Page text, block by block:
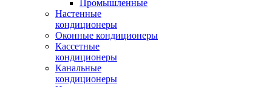
Промышленные
Настенные
кондиционеры
Оконные кондиционеры
Кассетные
кондиционеры
Канальные
кондиционеры